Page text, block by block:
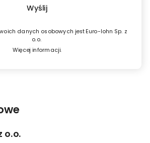
Wyślij
danych osobowych jest Euro-lohn Sp. z
o.o.
Więcej informacji.
o.o.